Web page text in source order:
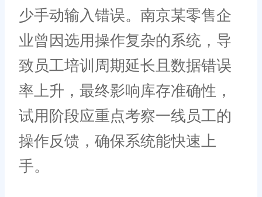
少手动输入错误。南京某零售企
业曾因选用操作复杂的系统，导
致员工培训周期延长且数据错误
率上升，最终影响库存准确性，
试用阶段应重点考察一线员工的
操作反馈，确保系统能快速上
手。